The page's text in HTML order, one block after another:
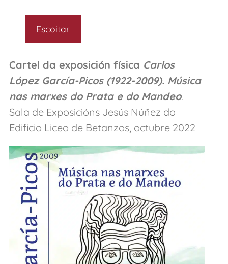
Escoitar
Cartel da exposición física Carlos
López García-Picos (1922-2009). Música
nas marxes do Prata e do Mandeo.
Sala de Exposicións Jesús Núñez do
Edificio Liceo de Betanzos, octubre 2022